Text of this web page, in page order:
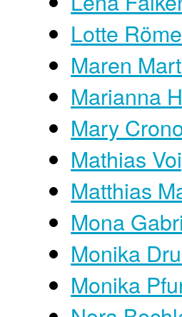
Lotte
Maren
Marianna
Mary
Mathias
Matthias
Mona
Monika
Monika